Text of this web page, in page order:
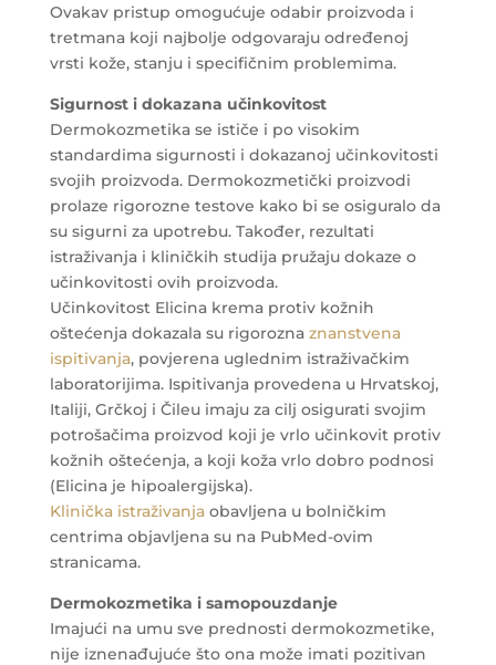
Ovakav pristup omogućuje odabir proizvoda i
tretmana koji najbolje odgovaraju određenoj
vrsti kože, stanju i specifičnim problemima.
Sigurnost i dokazana učinkovitost
Dermokozmetika se ističe i po visokim
standardima sigurnosti i dokazanoj učinkovitosti
svojih proizvoda. Dermokozmetički proizvodi
prolaze rigorozne testove kako bi se osiguralo da
su sigurni za upotrebu. Također, rezultati
istraživanja i kliničkih studija pružaju dokaze o
učinkovitosti ovih proizvoda.
Učinkovitost Elicina krema protiv kožnih
oštećenja dokazala su rigorozna znanstvena
ispitivanja, povjerena uglednim istraživačkim
laboratorijima. Ispitivanja provedena u Hrvatskoj,
Italiji, Grčkoj i Čileu imaju za cilj osigurati svojim
potrošačima proizvod koji je vrlo učinkovit protiv
kožnih oštećenja, a koji koža vrlo dobro podnosi
(Elicina je hipoalergijska).
Klinička istraživanjaobavljena u bolničkim
centrima objavljena su na PubMed-ovim
stranicama.
Dermokozmetika i samopouzdanje
Imajući na umu sve prednosti dermokozmetike,
nije iznenađujuće što ona može imati pozitivan